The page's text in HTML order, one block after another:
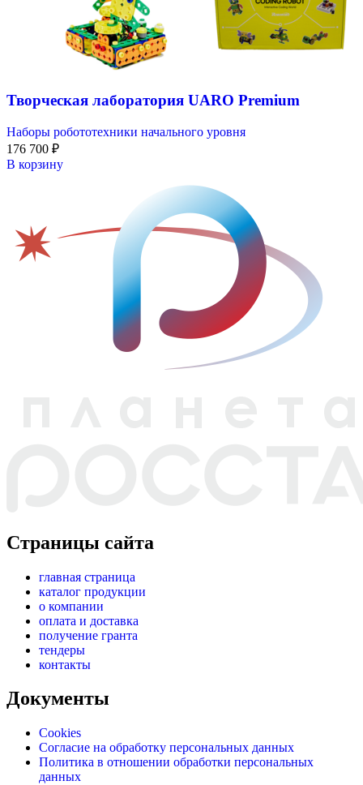
Творческая лаборатория UARO Premium
Наборы робототехники начального уровня
176 700 ₽
В корзину
Страницы сайта
главная страница
каталог продукции
о компании
оплата и доставка
получение гранта
тендеры
контакты
Документы
Cookies
Согласие на обработку персональных данных
Политика в отношении обработки персональных
данных